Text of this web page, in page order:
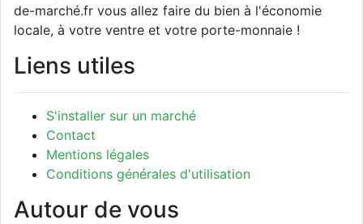
de-marché.fr vous allez faire du bien à l'économie
locale, à votre ventre et votre porte-monnaie !
Liens utiles
S'installer sur un marché
Contact
Mentions légales
Conditions générales d'utilisation
Autour de vous